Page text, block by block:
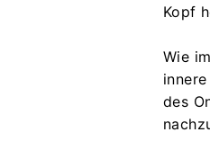
Kopf
Wie
des